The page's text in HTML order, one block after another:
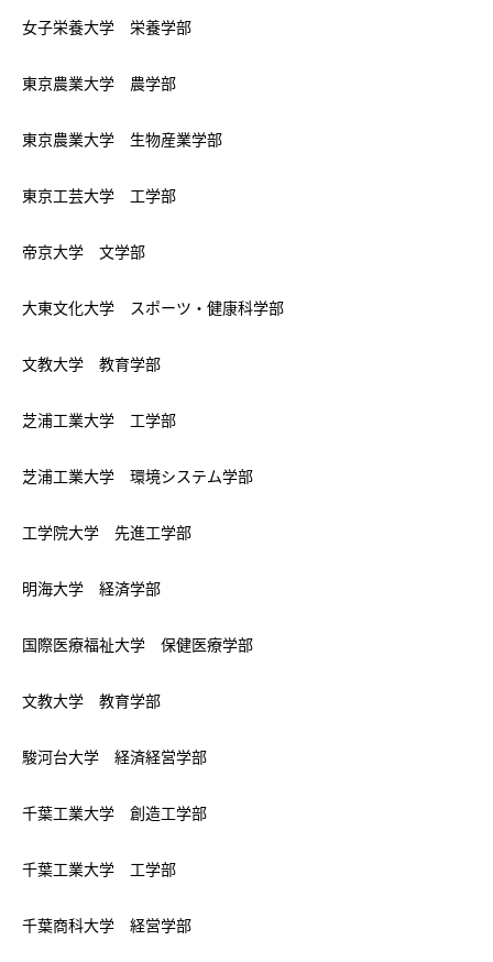
女子栄養大学 栄養学部
東京農業大学 農学部
東京農業大学 生物産業学部
東京工芸大学 工学部
帝京大学 文学部
大東文化大学 スポーツ・健康科学部
文教大学 教育学部
芝浦工業大学 工学部
芝浦工業大学 環境システム学部
工学院大学 先進工学部
明海大学 経済学部
国際医療福祉大学 保健医療学部
文教大学 教育学部
駿河台大学 経済経営学部
千葉工業大学 創造工学部
千葉工業大学 工学部
千葉商科大学 経営学部